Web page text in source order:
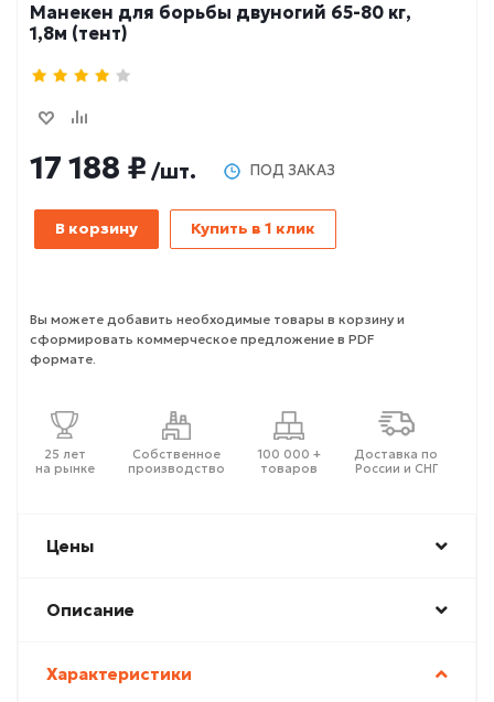
Манекен для борьбы двуногий 65-80 кг,
1,8м (тент)
17 188 ₽ /шт. ПОД ЗАКАЗ
В корзину Купить в 1 клик
Вы можете добавить необходимые товары в корзину и
сформировать коммерческое предложение в PDF
формате.
25 лет
на рынке
Собственное
производство
100 000 +
товаров
Доставка по
России и СНГ
Цены
Описание
Характеристики